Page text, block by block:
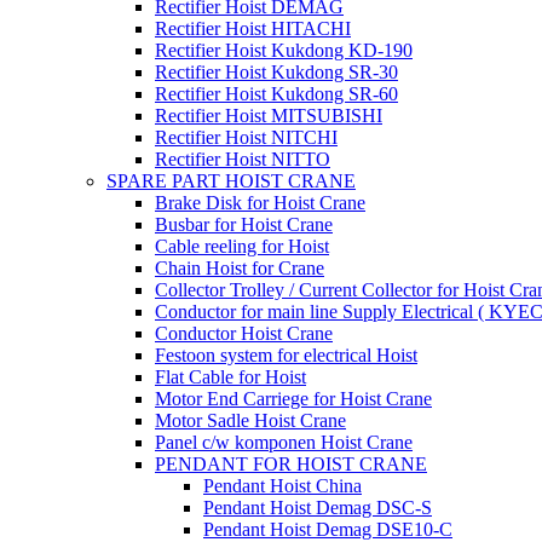
Rectifier Hoist DEMAG
Rectifier Hoist HITACHI
Rectifier Hoist Kukdong KD-190
Rectifier Hoist Kukdong SR-30
Rectifier Hoist Kukdong SR-60
Rectifier Hoist MITSUBISHI
Rectifier Hoist NITCHI
Rectifier Hoist NITTO
SPARE PART HOIST CRANE
Brake Disk for Hoist Crane
Busbar for Hoist Crane
Cable reeling for Hoist
Chain Hoist for Crane
Collector Trolley / Current Collector for Hoist
Conductor for main line Supply Electrical (
Conductor Hoist Crane
Festoon system for electrical Hoist
Flat Cable for Hoist
Motor End Carriege for Hoist Crane
Motor Sadle Hoist Crane
Panel c/w komponen Hoist Crane
PENDANT FOR HOIST CRANE
Pendant Hoist China
Pendant Hoist Demag DSC-S
Pendant Hoist Demag DSE10-C